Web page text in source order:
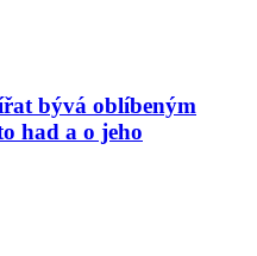
bývá oblíbeným
had a o jeho